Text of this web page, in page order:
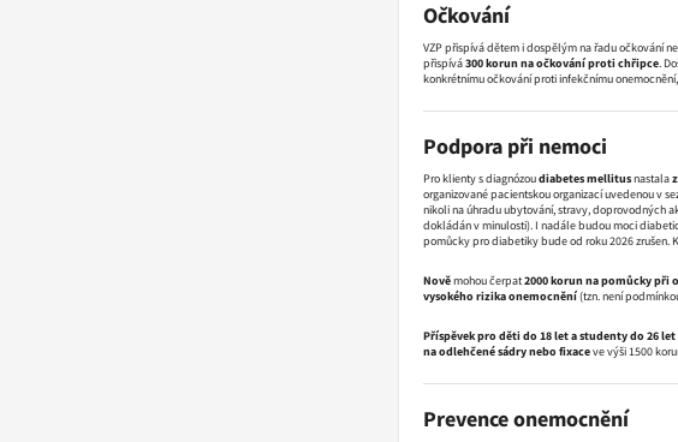
Očkování
VZP přispívá dětem i dospělým na řadu očkování
přispívá300 korun na očkování proti chřipce.
konkrétnímu očkování proti infekčnímu
Podpora při nemoci
Pro klienty s diagnózoudiabetes mellitusnastala
organizované pacientskou organizací uvedenou v
nikoli na úhradu ubytování, stravy, doprovodných
dokládán v minulosti). I nadále budou moci
pomůcky pro diabetiky bude od roku 2026 zrušen.
Nověmohou čerpat2000 korun na pomůcky při
vysokého rizika onemocnění(tzn. není
Příspěvek pro děti do 18 let a studenty do 26 let
na odlehčené sádry nebo fixaceve výši 1500
Prevence onemocnění